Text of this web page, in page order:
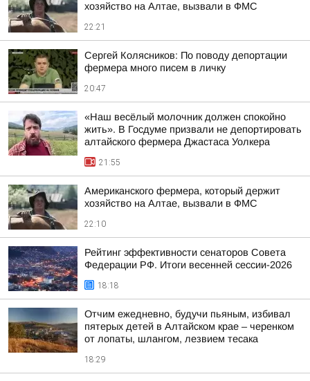
хозяйство на Алтае, вызвали в ФМС
22:21
Сергей Колясников: По поводу депортации
фермера много писем в личку
20:47
«Наш весёлый молочник должен спокойно
жить». В Госдуме призвали не депортировать
алтайского фермера Джастаса Уолкера
21:55
Американского фермера, который держит
хозяйство на Алтае, вызвали в ФМС
22:10
Рейтинг эффективности сенаторов Совета
Федерации РФ. Итоги весенней сессии-2026
18:18
Отчим ежедневно, будучи пьяным, избивал
пятерых детей в Алтайском крае – черенком
от лопаты, шлангом, лезвием тесака
18:29